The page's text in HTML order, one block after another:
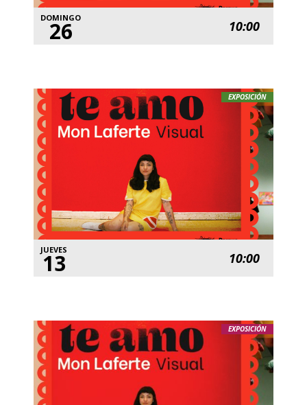
DOMINGO
26 10:00
EXPOSICIÓN
JUEVES
13 10:00
EXPOSICIÓN